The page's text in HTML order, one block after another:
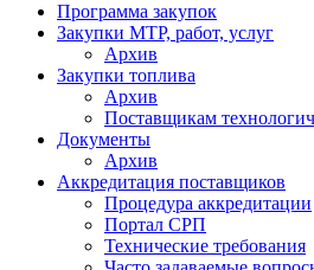
Программа закупок
Закупки МТР, работ, услуг
Архив
Закупки топлива
Архив
Поставщикам
Документы
Архив
Аккредитация поставщиков
Процедура аккредитации
Портал СРП
Технические требования